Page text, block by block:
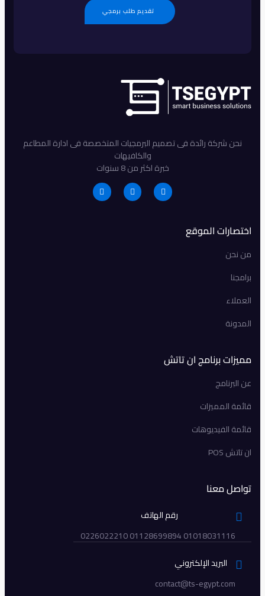
تقديم طلب برمجي
نحن شركة رائدة فى تصميم البرمجيات المتخصصة فى ادارة المطاعم
والكافيهات
خبرة اكثر من 8 سنوات
اختصارات الموقع
من نحن
برامجنا
العملاء
المدونة
مميزات برنامج ان تاتش
عن البرنامج
قائمة المميزات
قائمة الفيديوهات
ان تاتش POS
تواصل معنا
رقم الهاتف
01018031116 01128699894 0226022210
البريد الإلكتروني
contact@ts-egypt.com